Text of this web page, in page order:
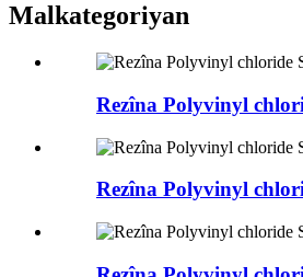
Malkategoriyan
Rezîna Polyvinyl
Rezîna Polyvinyl